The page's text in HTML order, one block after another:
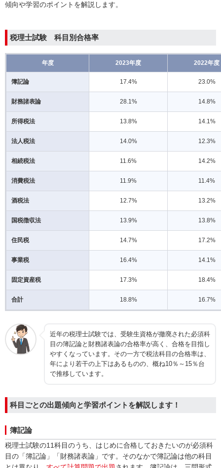
傾向や学習のポイントを解説します。
税理士試験 科目別合格率
年度 2023年度 2022年度
簿記論 17.4% 23.0%
財務諸表論 28.1% 14.8%
所得税法 13.8% 14.1%
法人税法 14.0% 12.3%
相続税法 11.6% 14.2%
消費税法 11.9% 11.4%
酒税法 12.7% 13.2%
国税徴収法 13.9% 13.8%
住民税 14.7% 17.2%
事業税 16.4% 14.1%
固定資産税 17.3% 18.4%
合計 18.8% 16.7%
近年の税理士試験では、受験生資格が撤廃された必須科
目の簿記論と財務諸表論の合格率が高く、合格を目指し
やすくなっています。その一方で税法科目の合格率は、
年により若干の上下はあるものの、概ね10％～15％台
で推移しています。
科目ごとの出題傾向と学習ポイントを解説します！
簿記論
税理士試験の11科目のうち、はじめに合格しておきたいのが必須科
目の「簿記論」「財務諸表論」です。そのなかで簿記論は他の科目